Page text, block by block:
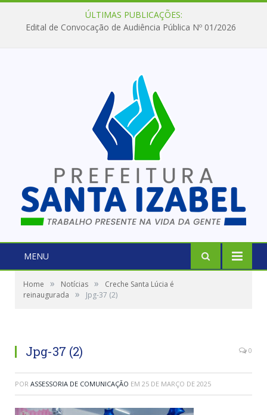
ÚLTIMAS PUBLICAÇÕES:
Edital de Convocação de Audiência Pública Nº 01/2026
MENU
Home » Notícias »
Creche Santa Lúcia é
reinaugurada
» Jpg-37 (2)
Jpg-37 (2) 0
POR ASSESSORIA DE COMUNICAÇÃO EM 25 DE MARÇO DE 2025